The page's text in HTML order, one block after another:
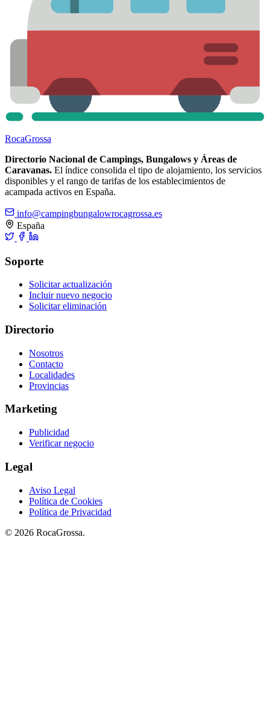
RocaGrossa
Directorio Nacional de Campings, Bungalows y Áreas de
Caravanas. El índice consolida el tipo de alojamiento, los servicios
disponibles y el rango de tarifas de los establecimientos de
acampada activos en España.
info@campingbungalowrocagrossa.es
España
Soporte
Solicitar actualización
Incluir nuevo negocio
Solicitar eliminación
Directorio
Nosotros
Contacto
Localidades
Provincias
Marketing
Publicidad
Verificar negocio
Legal
Aviso Legal
Política de Cookies
Política de Privacidad
© 2026 RocaGrossa.